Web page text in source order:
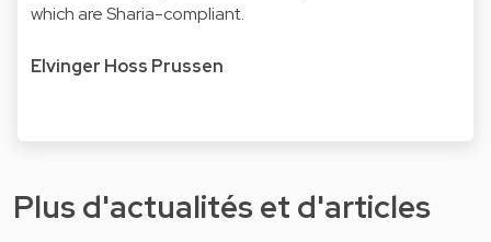
which are Sharia-compliant.
Elvinger Hoss Prussen
Plus d'actualités et d'articles